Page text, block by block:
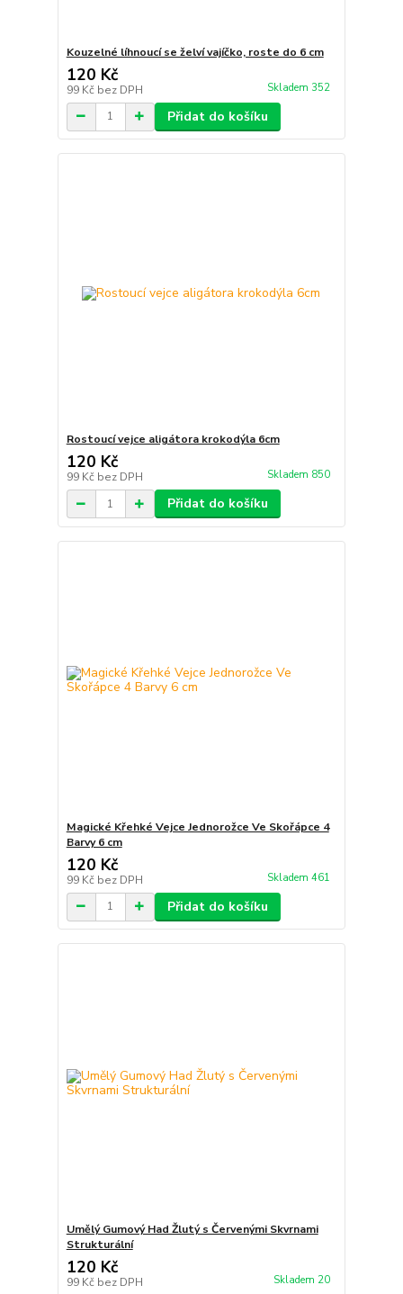
Kouzelné líhnoucí se želví vajíčko, roste do 6 cm
120 Kč
99 Kč bez DPH Skladem 352
Přidat do košíku
Rostoucí vejce aligátora krokodýla 6cm
120 Kč
99 Kč bez DPH Skladem 850
Přidat do košíku
Magické Křehké Vejce Jednorožce Ve Skořápce 4
Barvy 6 cm
120 Kč
99 Kč bez DPH Skladem 461
Přidat do košíku
Umělý Gumový Had Žlutý s Červenými Skvrnami
Strukturální
120 Kč
99 Kč bez DPH Skladem 20